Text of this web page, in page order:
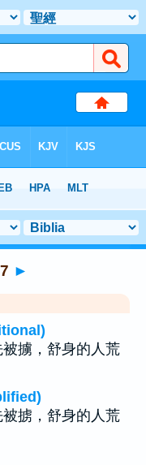
►
擄，舒身的人荒
掳，舒身的人荒